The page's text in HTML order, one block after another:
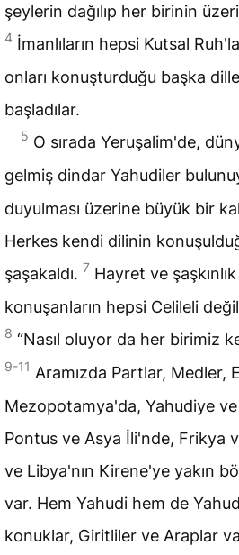
şeylerin dağılıp her birinin
4 İmanlıların hepsi Kutsal
onları konuşturduğu başka
başladılar.
5 O sırada Yeruşalim'de,
gelmiş dindar Yahudiler
duyulması üzerine büyük bir
Herkes kendi dilinin
şaşakaldı. 7 Hayret ve
konuşanların hepsi Celileli
8 “Nasıl oluyor da her birimiz
9-11 Aramızda Partlar, Medler,
Mezopotamya'da, Yahudiye
Pontus ve Asya İli'nde, Frikya
ve Libya'nın Kirene'ye yakın
var. Hem Yahudi hem de
konuklar, Giritliler ve Araplar